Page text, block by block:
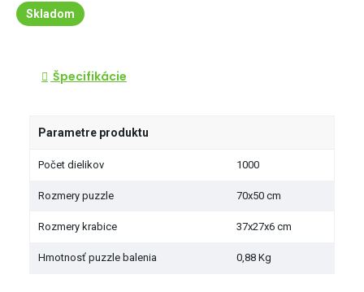
Skladom
Špecifikácie
Parametre produktu
Počet dielikov 1000
Rozmery puzzle 70x50 cm
Rozmery krabice 37x27x6 cm
Hmotnosť puzzle balenia 0,88 Kg